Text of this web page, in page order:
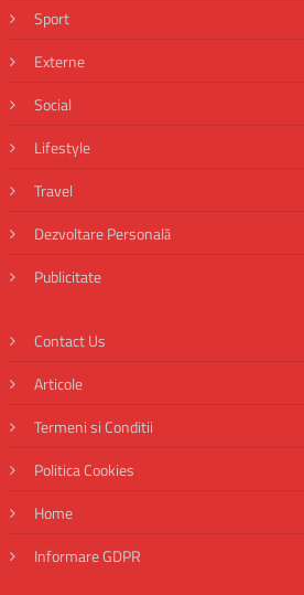
Sport
Externe
Social
Lifestyle
Travel
Dezvoltare Personală
Publicitate
Contact Us
Articole
Termeni si Conditii
Politica Cookies
Home
Informare GDPR